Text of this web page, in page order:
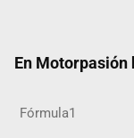
En Motorpasión
Fórmula1